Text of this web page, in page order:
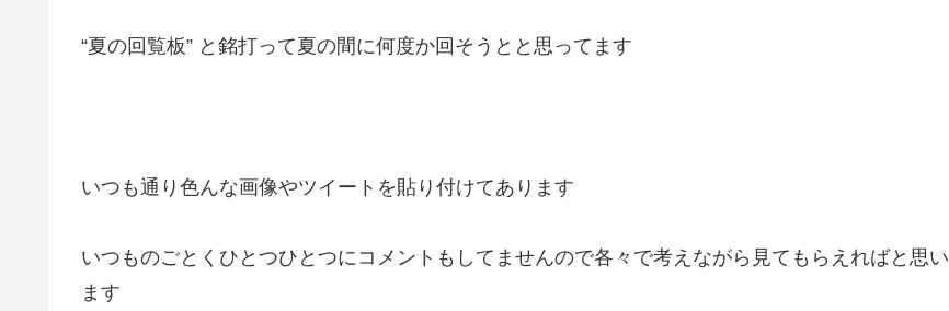
“夏の回覧板” と銘打って夏の間に何度か回そうとと思ってます
いつも通り色んな画像やツイートを貼り付けてあります
いつものごとくひとつひとつにコメントもしてませんので各々で考えながら見てもらえればと思い
ます